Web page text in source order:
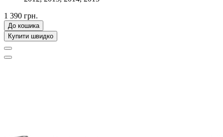
1 390 грн.
До кошика
Купити швидко